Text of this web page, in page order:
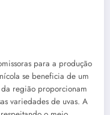
para a produção
se beneficia de um
região proporcionam
variedades de uvas. A